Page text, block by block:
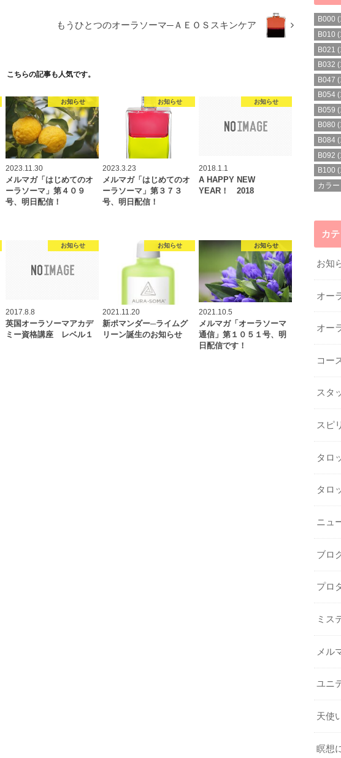
もうひとつのオーラソーマ─ＡＥＯＳスキンケア
こちらの記事も人気です。
お知らせ
2023.11.30
メルマガ「はじめてのオ
ーラソーマ」第４０９
号、明日配信！
お知らせ
2023.3.23
メルマガ「はじめてのオ
ーラソーマ」第３７３
号、明日配信！
お知らせ
2018.1.1
A HAPPY NEW
YEAR！ 2018
お知らせ
2017.8.8
英国オーラソーマアカデ
ミー資格講座 レベル１
お知らせ
2021.11.20
新ポマンダー─ライムグ
リーン誕生のお知らせ
お知らせ
2021.10.5
メルマガ「オーラソーマ
通信」第１０５１号、明
日配信です！
B000
B010
B021
B032
B047
B054
B059
B080
B084
B092
B100
カラ
カ
お知
オー
オー
コー
スタ
スピ
タロ
タロ
ニュ
ブロ
プロ
ミス
メル
ユニ
天使
瞑想